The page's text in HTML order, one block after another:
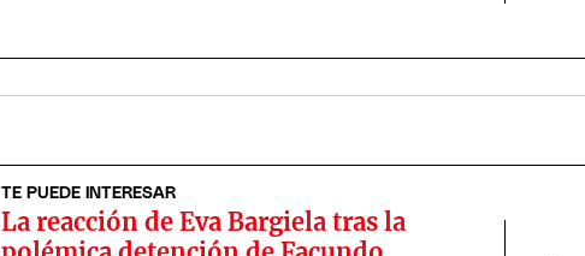
TE PUEDE INTERESAR
La reacción de Eva Bargiela tras la